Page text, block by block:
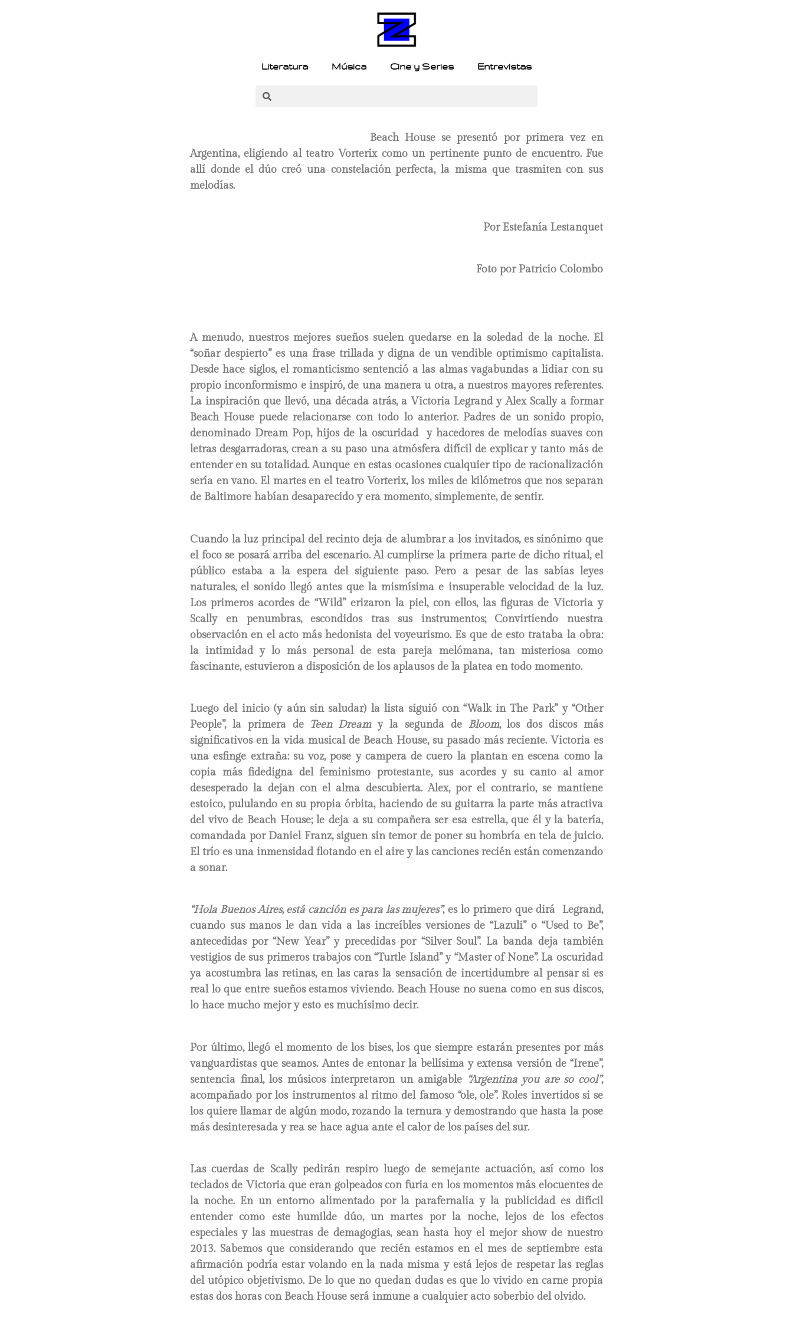
Literatura Música Cine y Series Entrevistas
Beach House se presentó por primera vez en
Argentina, eligiendo al teatro Vorterix como un pertinente punto de encuentro. Fue
allí donde el dúo creó una constelación perfecta, la misma que trasmiten con sus
melodías.
Por Estefanía Lestanquet
Foto por Patricio Colombo
A menudo, nuestros mejores sueños suelen quedarse en la soledad de la noche. El
“soñar despierto” es una frase trillada y digna de un vendible optimismo capitalista.
Desde hace siglos, el romanticismo sentenció a las almas vagabundas a lidiar con su
propio inconformismo e inspiró, de una manera u otra, a nuestros mayores referentes.
La inspiración que llevó, una década atrás, a Victoria Legrand y Alex Scally a formar
Beach House puede relacionarse con todo lo anterior. Padres de un sonido propio,
denominado Dream Pop, hijos de la oscuridad y hacedores de melodías suaves con
letras desgarradoras, crean a su paso una atmósfera difícil de explicar y tanto más de
entender en su totalidad. Aunque en estas ocasiones cualquier tipo de racionalización
sería en vano. El martes en el teatro Vorterix, los miles de kilómetros que nos separan
de Baltimore habían desaparecido y era momento, simplemente, de sentir.
Cuando la luz principal del recinto deja de alumbrar a los invitados, es sinónimo que
el foco se posará arriba del escenario. Al cumplirse la primera parte de dicho ritual, el
público estaba a la espera del siguiente paso. Pero a pesar de las sabías leyes
naturales, el sonido llegó antes que la mismísima e insuperable velocidad de la luz.
Los primeros acordes de “Wild” erizaron la piel, con ellos, las figuras de Victoria y
Scally en penumbras, escondidos tras sus instrumentos; Convirtiendo nuestra
observación en el acto más hedonista del voyeurismo. Es que de esto trataba la obra:
la intimidad y lo más personal de esta pareja melómana, tan misteriosa como
fascinante, estuvieron a disposición de los aplausos de la platea en todo momento.
Luego del inicio (y aún sin saludar) la lista siguió con “Walk in The Park” y “Other
People”, la primera de Teen Dreamy la segunda de Bloom, los dos discos más
significativos en la vida musical de Beach House, su pasado más reciente. Victoria es
una esfinge extraña: su voz, pose y campera de cuero la plantan en escena como la
copia más fidedigna del feminismo protestante, sus acordes y su canto al amor
desesperado la dejan con el alma descubierta. Alex, por el contrario, se mantiene
estoico, pululando en su propia órbita, haciendo de su guitarra la parte más atractiva
del vivo de Beach House; le deja a su compañera ser esa estrella, que él y la batería,
comandada por Daniel Franz, siguen sin temor de poner su hombría en tela de juicio.
El trío es una inmensidad flotando en el aire y las canciones recién están comenzando
a sonar.
“Hola Buenos Aires, está canción es para las mujeres”, es lo primero que dirá Legrand,
cuando sus manos le dan vida a las increíbles versiones de “Lazuli” o “Used to Be”,
antecedidas por “New Year” y precedidas por “Silver Soul”. La banda deja también
vestigios de sus primeros trabajos con “Turtle Island” y “Master of None”. La oscuridad
ya acostumbra las retinas, en las caras la sensación de incertidumbre al pensar si es
real lo que entre sueños estamos viviendo. Beach House no suena como en sus discos,
lo hace mucho mejor y esto es muchísimo decir.
Por último, llegó el momento de los bises, los que siempre estarán presentes por más
vanguardistas que seamos. Antes de entonar la bellísima y extensa versión de “Irene”,
sentencia final, los músicos interpretaron un amigable “Argentina you are so cool”,
acompañado por los instrumentos al ritmo del famoso “ole, ole”. Roles invertidos si se
los quiere llamar de algún modo, rozando la ternura y demostrando que hasta la pose
más desinteresada y rea se hace agua ante el calor de los países del sur.
Las cuerdas de Scally pedirán respiro luego de semejante actuación, así como los
teclados de Victoria que eran golpeados con furia en los momentos más elocuentes de
la noche. En un entorno alimentado por la parafernalia y la publicidad es difícil
entender como este humilde dúo, un martes por la noche, lejos de los efectos
especiales y las muestras de demagogias, sean hasta hoy el mejor show de nuestro
2013. Sabemos que considerando que recién estamos en el mes de septiembre esta
afirmación podría estar volando en la nada misma y está lejos de respetar las reglas
del utópico objetivismo. De lo que no quedan dudas es que lo vivido en carne propia
estas dos horas con Beach House será inmune a cualquier acto soberbio del olvido.